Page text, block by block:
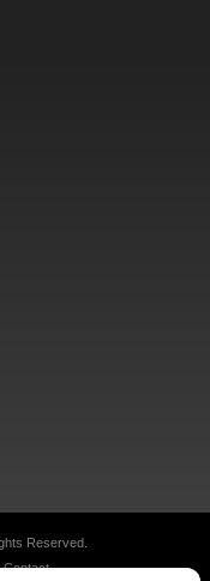
Reserved.
Contact